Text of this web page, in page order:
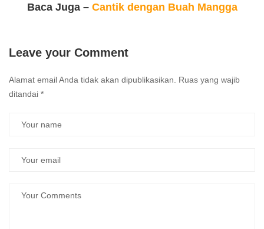
Baca Juga – Cantik dengan Buah Mangga
Leave your Comment
Alamat email Anda tidak akan dipublikasikan.
Ruas yang wajib
ditandai *